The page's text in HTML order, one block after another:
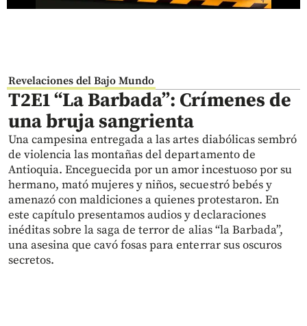
Revelaciones del Bajo Mundo
T2E1 “La Barbada”: Crímenes de
una bruja sangrienta
Una campesina entregada a las artes diabólicas sembró
de violencia las montañas del departamento de
Antioquia. Enceguecida por un amor incestuoso por su
hermano, mató mujeres y niños, secuestró bebés y
amenazó con maldiciones a quienes protestaron. En
este capítulo presentamos audios y declaraciones
inéditas sobre la saga de terror de alias “la Barbada”,
una asesina que cavó fosas para enterrar sus oscuros
secretos.